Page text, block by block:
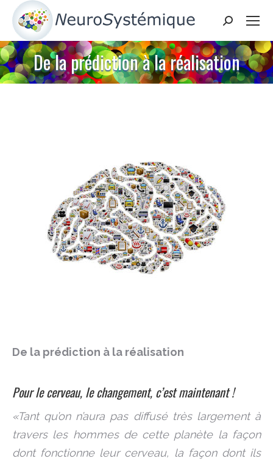
Search:
De la prédiction à la réalisation
De la prédiction à la réalisation
Pour le cerveau, le changement, c’est maintenant !
«Tant qu’on n’aura pas diffusé très largement à
travers les hommes de cette planète la façon
dont fonctionne leur cerveau, la façon dont ils